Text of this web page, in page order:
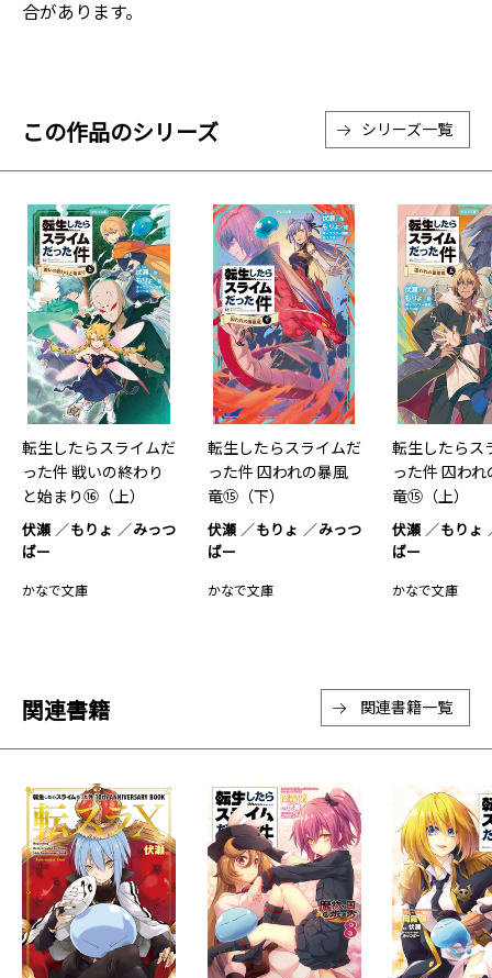
合があります。
この作品のシリーズ シリーズ一覧
転生したらスライムだ
った件 戦いの終わり
と始まり⑯（上）
伏瀬 もりょ
みっつ
ばー
かなで文庫
転生したらスライムだ
った件 囚われの暴風
竜⑮（下）
伏瀬 もりょ
みっつ
ばー
かなで文庫
転生したらス
った件 囚わ
竜⑮（上）
伏瀬
もりょ
ばー
かなで文庫
関連書籍 関連書籍一覧